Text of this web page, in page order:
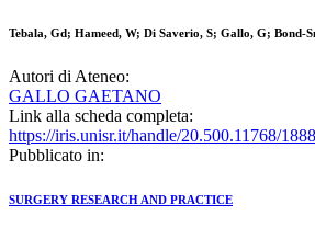
Tebala, Gd; Hameed, W; Di Saverio, S; Gallo, G; Bond-
Autori di Ateneo:
GALLO GAETANO
Link alla scheda completa:
https://iris.unisr.it/handle/20.500.11768/
Pubblicato in:
SURGERY RESEARCH AND PRACTICE